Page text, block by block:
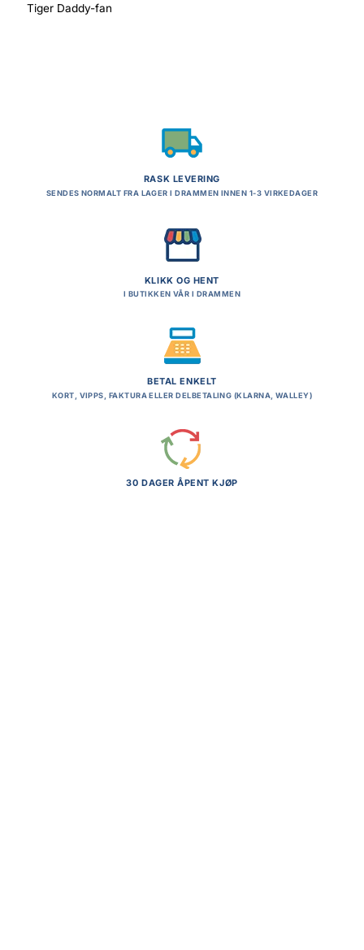
Tiger Daddy-fan
RASK LEVERING
SENDES NORMALT FRA LAGER I DRAMMEN INNEN 1-3 VIRKEDAGER
KLIKK OG HENT
I BUTIKKEN VÅR I DRAMMEN
BETAL ENKELT
KORT, VIPPS, FAKTURA ELLER DELBETALING (KLARNA, WALLEY)
30 DAGER ÅPENT KJØP